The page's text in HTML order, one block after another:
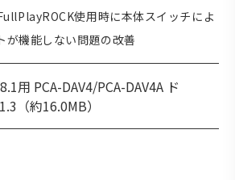
使用時に本体スイッチによ
が機能しない問題の改善
用 PCA-DAV4/PCA-DAV4A ド
（約16.0MB）